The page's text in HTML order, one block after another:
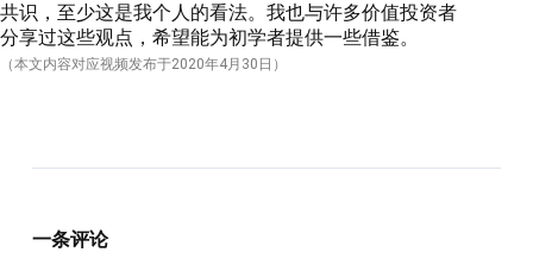
共识，至少这是我个人的看法。我也与许多价值投资者
分享过这些观点，希望能为初学者提供一些借鉴。
（本文内容对应视频发布于2020年4月30日）
一条评论